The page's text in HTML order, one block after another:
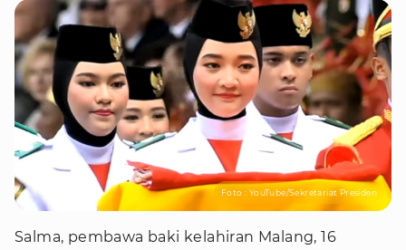
Foto : YouTube/Sekretariat Presiden
Salma, pembawa baki kelahiran Malang, 16